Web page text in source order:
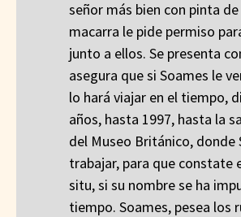
señor más bien con pinta
macarra le pide permiso
junto a ellos. Se presenta
asegura que si Soames le
lo hará viajar en el tiempo,
años, hasta 1997, hasta la
del Museo Británico, donde
trabajar, para que constate
situ, si su nombre se ha
tiempo. Soames, pesea los